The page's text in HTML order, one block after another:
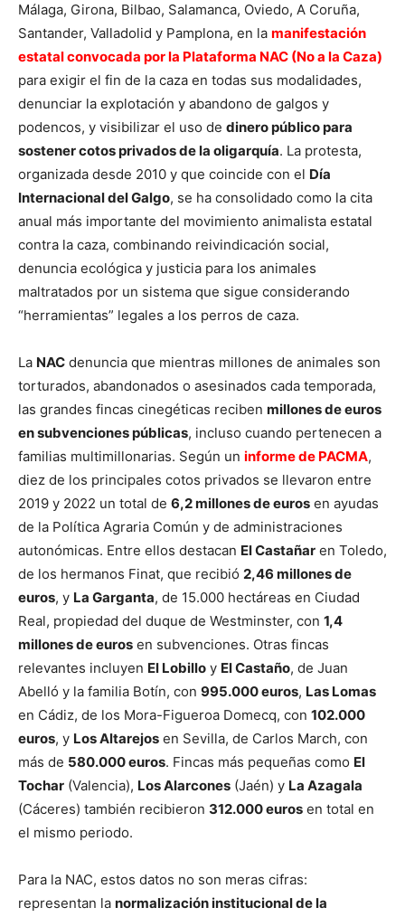
Málaga, Girona, Bilbao, Salamanca, Oviedo, A Coruña,
Santander, Valladolid y Pamplona, en la manifestación
estatal convocada por la Plataforma NAC (No a la Caza)
para exigir el fin de la caza en todas sus modalidades,
denunciar la explotación y abandono de galgos y
podencos, y visibilizar el uso de dinero público para
sostener cotos privados de la oligarquía. La protesta,
organizada desde 2010 y que coincide con el Día
Internacional del Galgo, se ha consolidado como la cita
anual más importante del movimiento animalista estatal
contra la caza, combinando reivindicación social,
denuncia ecológica y justicia para los animales
maltratados por un sistema que sigue considerando
“herramientas” legales a los perros de caza.
La NAC denuncia que mientras millones de animales son
torturados, abandonados o asesinados cada temporada,
las grandes fincas cinegéticas reciben millones de euros
en subvenciones públicas, incluso cuando pertenecen a
familias multimillonarias. Según un informe de PACMA,
diez de los principales cotos privados se llevaron entre
2019 y 2022 un total de 6,2 millones de euros en ayudas
de la Política Agraria Común y de administraciones
autonómicas. Entre ellos destacan El Castañar en Toledo,
de los hermanos Finat, que recibió 2,46 millones de
euros, y La Garganta, de 15.000 hectáreas en Ciudad
Real, propiedad del duque de Westminster, con 1,4
millones de euros en subvenciones. Otras fincas
relevantes incluyen El Lobillo y El Castaño, de Juan
Abelló y la familia Botín, con 995.000 euros, Las Lomas
en Cádiz, de los Mora-Figueroa Domecq, con 102.000
euros, y Los Altarejos en Sevilla, de Carlos March, con
más de 580.000 euros. Fincas más pequeñas como El
Tochar (Valencia), Los Alarcones (Jaén) y La Azagala
(Cáceres) también recibieron 312.000 euros en total en
el mismo periodo.
Para la NAC, estos datos no son meras cifras:
representan la normalización institucional de la